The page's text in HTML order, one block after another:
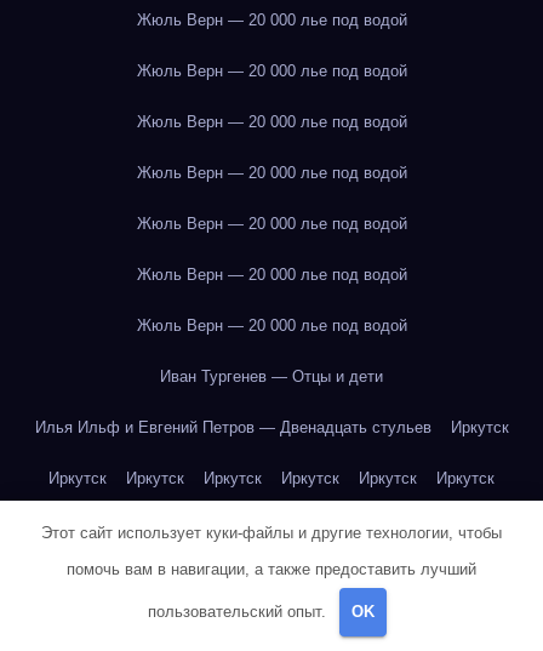
Жюль Верн — 20 000 лье под водой
Жюль Верн — 20 000 лье под водой
Жюль Верн — 20 000 лье под водой
Жюль Верн — 20 000 лье под водой
Жюль Верн — 20 000 лье под водой
Жюль Верн — 20 000 лье под водой
Жюль Верн — 20 000 лье под водой
Иван Тургенев — Отцы и дети
Илья Ильф и Евгений Петров — Двенадцать стульев Иркутск
Иркутск Иркутск Иркутск Иркутск Иркутск Иркутск
Иркутск Иркутск Иркутск Иркутск Иркутск Иркутск
Иркутск Иркутск Иркутск Иркутск Иркутск Иркутск
Иркутск Йогурт
Этот сайт использует куки-файлы и другие технологии, чтобы
помочь вам в навигации, а также предоставить лучший
пользовательский опыт. OK